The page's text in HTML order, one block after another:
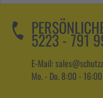
5223 - 791
E-Mail:
Mo. - Do. 8:00 -